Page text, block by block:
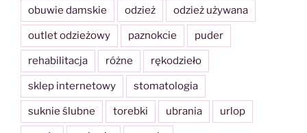
obuwie damskie odzież odzież używana
outlet odzieżowy paznokcie puder
rehabilitacja różne rękodzieło
sklep internetowy stomatologia
suknie ślubne torebki ubrania urlop